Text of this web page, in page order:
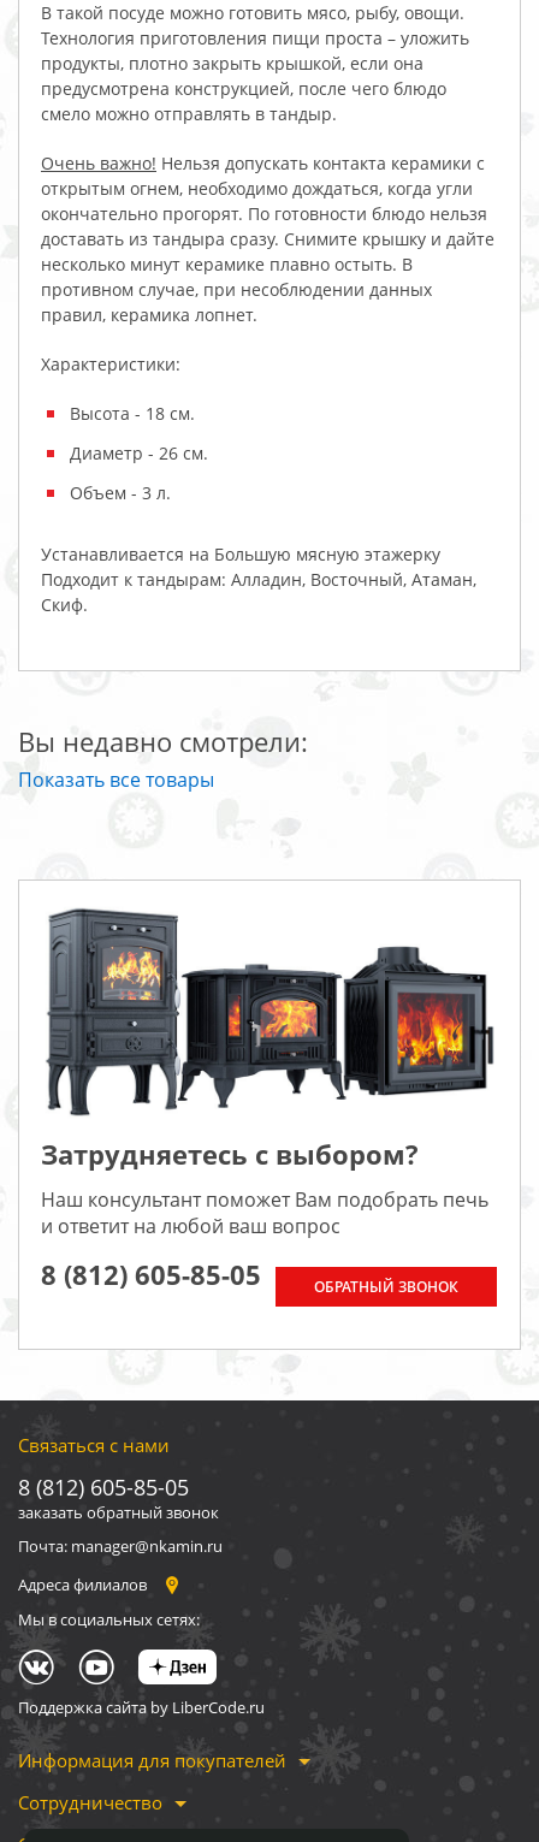
В такой посуде можно готовить мясо, рыбу, овощи.
Технология приготовления пищи проста – уложить
продукты, плотно закрыть крышкой, если она
предусмотрена конструкцией, после чего блюдо
смело можно отправлять в тандыр.
Очень важно! Нельзя допускать контакта керамики с
открытым огнем, необходимо дождаться, когда угли
окончательно прогорят. По готовности блюдо нельзя
доставать из тандыра сразу. Снимите крышку и дайте
несколько минут керамике плавно остыть. В
противном случае, при несоблюдении данных
правил, керамика лопнет.
Характеристики:
Высота - 18 см.
Диаметр - 26 см.
Объем - 3 л.
Устанавливается на Большую мясную этажерку
Подходит к тандырам: Алладин, Восточный, Атаман,
Скиф.
Вы недавно смотрели:
Показать все товары
Затрудняетесь с выбором?
Наш консультант поможет Вам подобрать печь
и ответит на любой ваш вопрос
8 (812) 605-85-05 ОБРАТНЫЙ ЗВОНОК
Связаться с нами
8 (812) 605-85-05
заказать обратный звонок
Почта: manager@nkamin.ru
Адреса филиалов
Мы в социальных сетях:
Поддержка сайта by LiberCode.ru
Информация для покупателей
Сотрудничество